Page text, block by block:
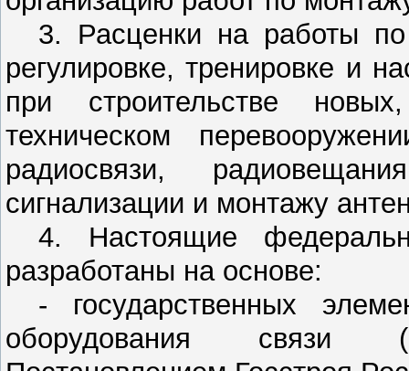
3. Расценки на работы по
регулировке, тренировке и
при строительстве
техническом
радиосвязи,
сигнализации и монтажу
4. Настоящие
разработаны на основе:
- государственных
оборудования связи